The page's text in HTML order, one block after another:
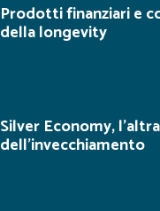
Prodotti finanziari e
della longevity
Silver Economy,
dell’invecchiamento